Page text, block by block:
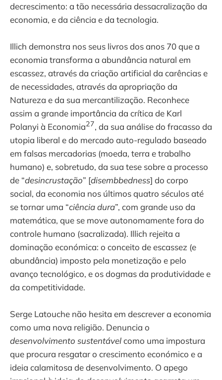
decrescimento: a tão necessária dessacralização da
economia, e da ciência e da tecnologia.
Illich demonstra nos seus livros dos anos 70 que a
economia transforma a abundância natural em
escassez, através da criação artificial da carências e
de necessidades, através da apropriação da
Natureza e da sua mercantilização. Reconhece
assim a grande importância da crítica de Karl
Polanyi à Economia27, da sua análise do fracasso da
utopia liberal e do mercado auto-regulado baseado
em falsas mercadorias (moeda, terra e trabalho
humano) e, sobretudo, da sua tese sobre a processo
de “desincrustação” [disembbedness] do corpo
social, da economia nos últimos quatro séculos até
se tornar uma “ciência dura”, com grande uso da
matemática, que se move autonomamente fora do
controle humano (sacralizada). Illich rejeita a
dominação económica: o conceito de escassez (e
abundância) imposto pela monetização e pelo
avanço tecnológico, e os dogmas da produtividade e
da competitividade.
Serge Latouche não hesita em descrever a economia
como uma nova religião. Denuncia o
desenvolvimento sustentávelcomo uma impostura
que procura resgatar o crescimento económico e a
ideia calamitosa de desenvolvimento. O apego